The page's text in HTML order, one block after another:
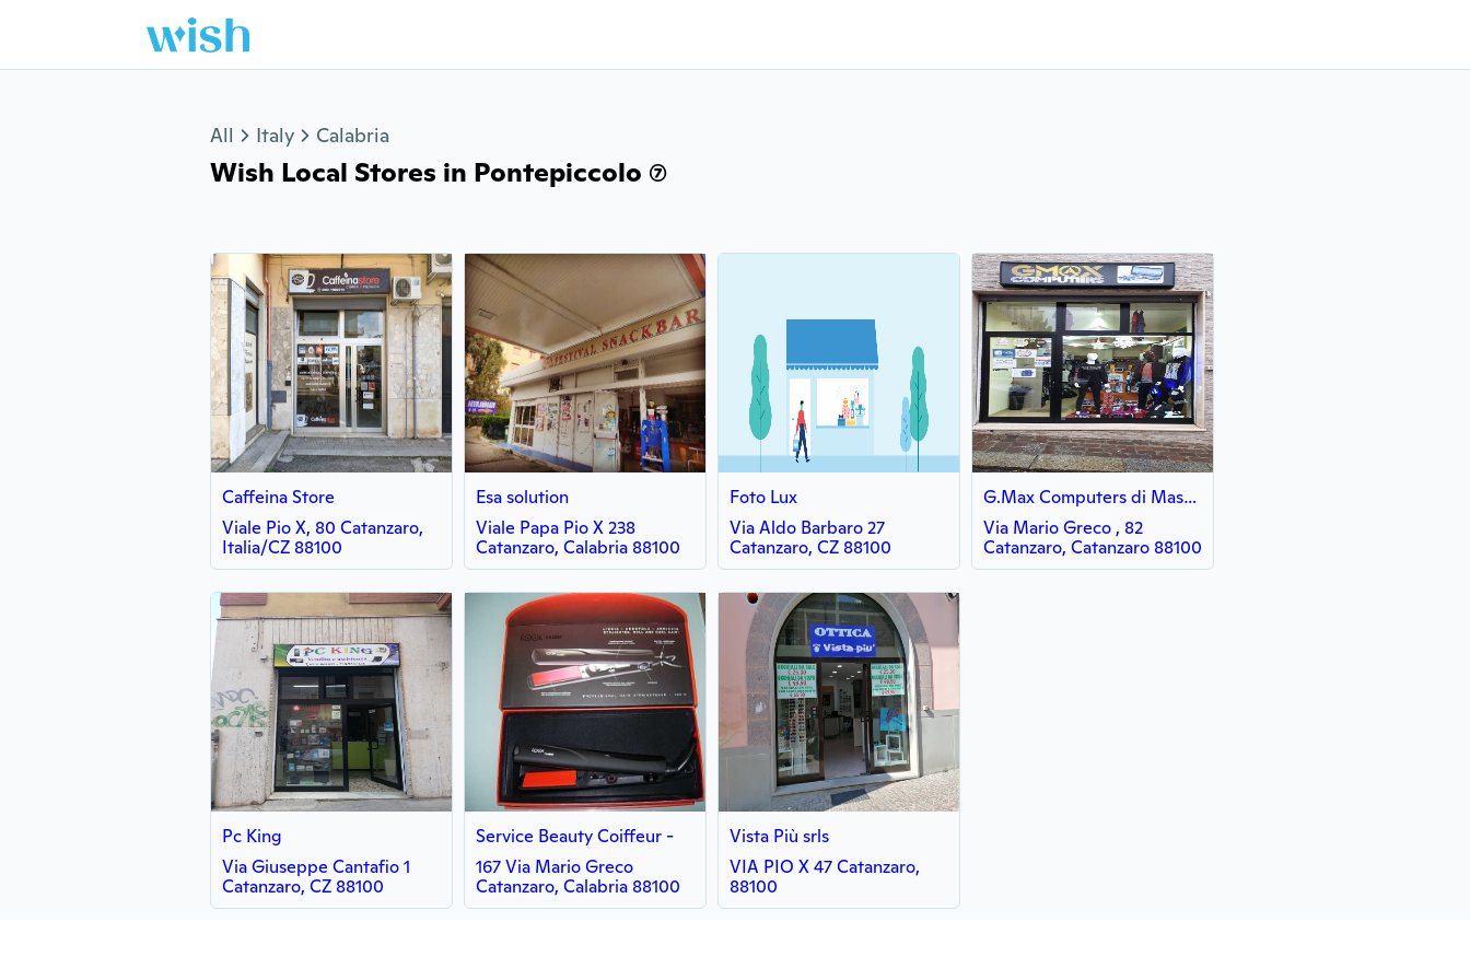
All Italy Calabria
Wish Local Stores in Pontepiccolo (7)
Caffeina Store
Viale Pio X, 80 Catanzaro,
Italia/CZ 88100
Esa solution
Viale Papa Pio X 238
Catanzaro, Calabria 88100
Foto Lux
Via Aldo Barbaro 27
Catanzaro, CZ 88100
G.Max Computers di Massimo Gaglianese
Via Mario Greco , 82
Catanzaro, Catanzaro 88100
Pc King
Via Giuseppe Cantafio 1
Catanzaro, CZ 88100
Service Beauty Coiffeur -
167 Via Mario Greco
Catanzaro, Calabria 88100
Vista Più srls
VIA PIO X 47 Catanzaro,
88100